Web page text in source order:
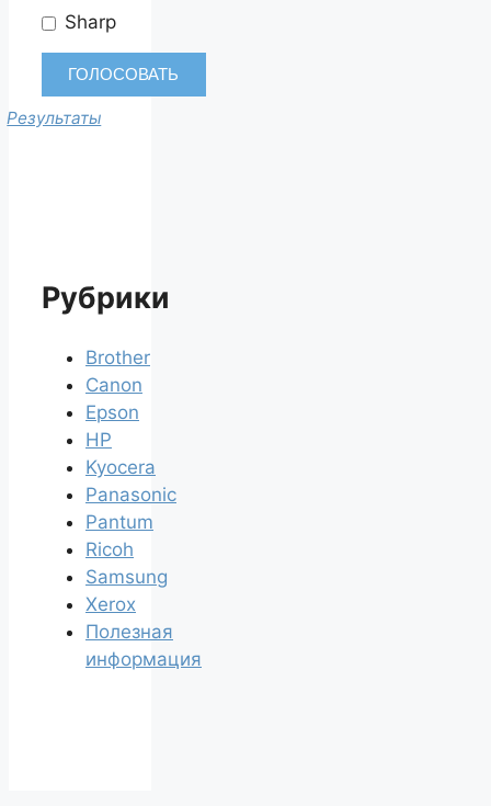
Sharp
Результаты
Рубрики
Brother
Canon
Epson
HP
Kyocera
Panasonic
Pantum
Ricoh
Samsung
Xerox
Полезная
информация